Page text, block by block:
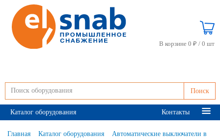
Поиск
В корзине 0 ₽ / 0 шт
Каталог оборудования Контакты
Главная Каталог оборудования
Автоматические выключатели в